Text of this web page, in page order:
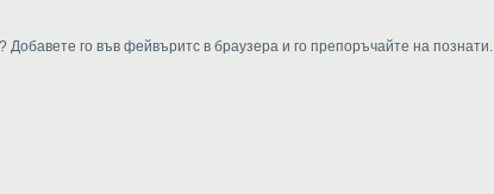
Добавете го във фейвъритс в браузера и го препоръчайте на познати.